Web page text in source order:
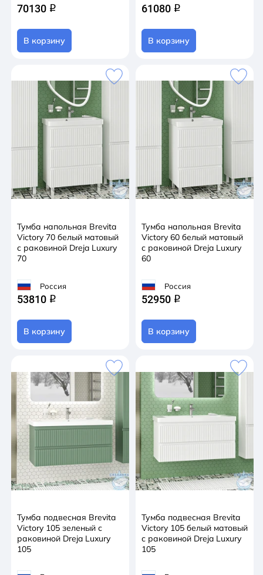
70130 q
В корзину
61080 q
В корзину
Тумба напольная Brevita
Victory 70 белый матовый
с раковиной Dreja Luxury
70
Россия
53810 q
В корзину
Тумба напольная Brevita
Victory 60 белый матовый
с раковиной Dreja Luxury
60
Россия
52950 q
В корзину
Тумба подвесная Brevita
Victory 105 зеленый с
раковиной Dreja Luxury
105
Тумба подвесная Brevita
Victory 105 белый матовый
с раковиной Dreja Luxury
105